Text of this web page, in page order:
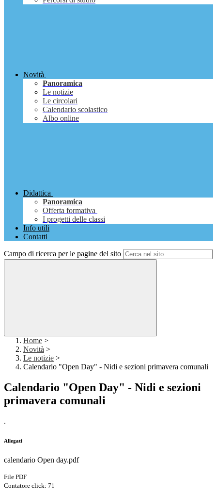
Novità
Panoramica
Le notizie
Le circolari
Calendario scolastico
Albo online
Didattica
Panoramica
Offerta formativa
I progetti delle classi
Info utili
Contatti
Campo di ricerca per le pagine del sito
Home >
Novità >
Le notizie >
Calendario "Open Day" - Nidi e sezioni primavera comunali
Calendario "Open Day" - Nidi e sezioni
primavera comunali
.
Allegati
calendario Open day.pdf
File PDF
Contatore click: 71